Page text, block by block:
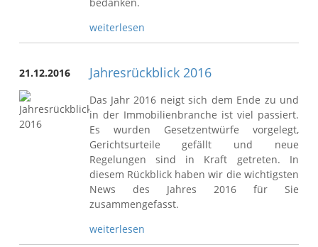
weiterlesen
21.12.2016 Jahresrückblick 2016
Das Jahr 2016 neigt sich dem Ende zu und
in der Immobilienbranche ist viel passiert.
Es wurden Gesetzentwürfe vorgelegt,
Gerichtsurteile gefällt und neue
Regelungen sind in Kraft getreten. In
diesem Rückblick haben wir die wichtigsten
News des Jahres 2016 für Sie
zusammengefasst.
weiterlesen